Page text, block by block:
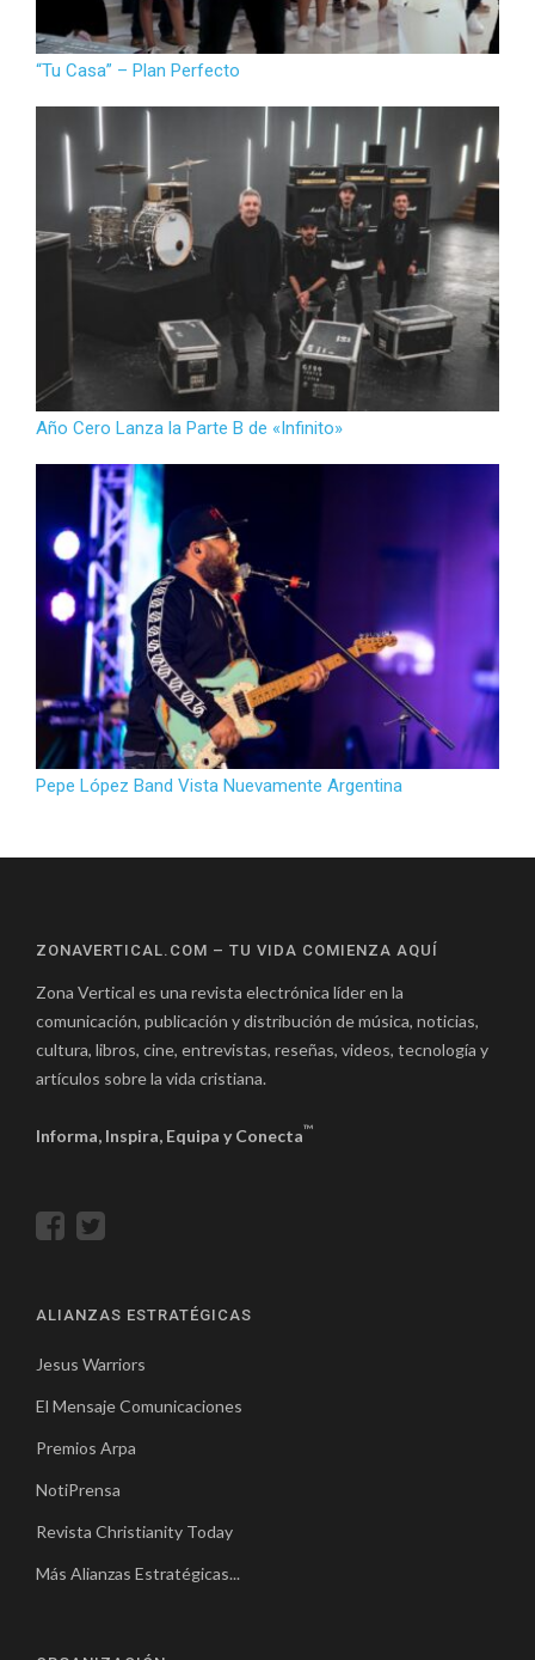
“Tu Casa” – Plan Perfecto
Año Cero Lanza la Parte B de «Infinito»
Pepe López Band Vista Nuevamente Argentina
ZONAVERTICAL.COM – TU VIDA COMIENZA AQUÍ
Zona Vertical es una revista electrónica líder en la
comunicación, publicación y distribución de música, noticias,
cultura, libros, cine, entrevistas, reseñas, videos, tecnología y
artículos sobre la vida cristiana.
Informa, Inspira, Equipa y Conecta™
ALIANZAS ESTRATÉGICAS
Jesus Warriors
El Mensaje Comunicaciones
Premios Arpa
NotiPrensa
Revista Christianity Today
Más Alianzas Estratégicas...